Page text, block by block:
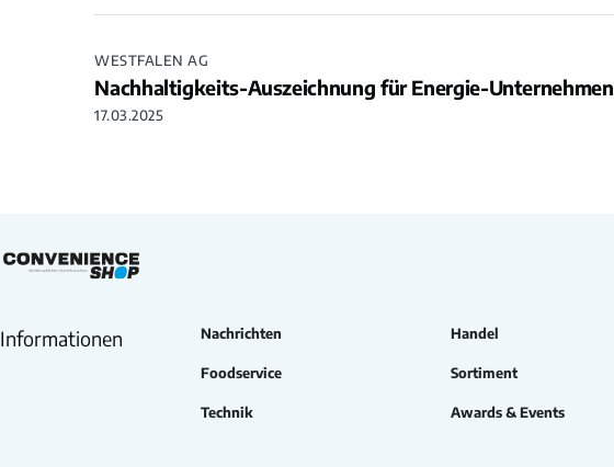
WESTFALEN AG
Nachhaltigkeits-Auszeichnung für Energie-Unternehmen
17.03.2025
Informationen Nachrichten Handel
Foodservice Sortiment
Technik Awards & Events